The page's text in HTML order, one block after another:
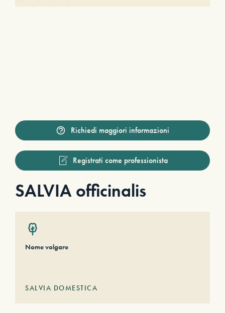
Richiedi maggiori informazioni
Registrati come professionista
SALVIA officinalis
Nome volgare
SALVIA DOMESTICA